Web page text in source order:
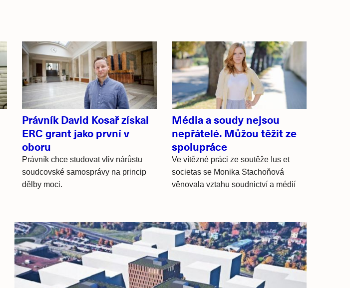
Právník David Kosař získal
ERC grant jako první v
oboru
Právník chce studovat vliv nárůstu
soudcovské samosprávy na princip
dělby moci.
Média a soudy nejsou
nepřátelé. Můžou těžit ze
spolupráce
Ve vítězné práci ze soutěže Ius et
societas se Monika Stachoňová
věnovala vztahu soudnictví a médií